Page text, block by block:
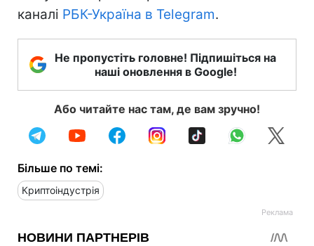
каналі РБК-Україна в Telegram.
Не пропустіть головне! Підпишіться на
наші оновлення в Google!
Або читайте нас там, де вам зручно!
Більше по темі:
Криптоіндустрія